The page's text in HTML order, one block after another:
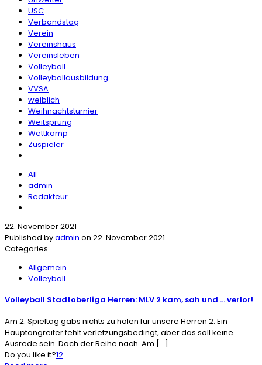
USC
Verbandstag
Verein
Vereinshaus
Vereinsleben
Volleyball
Volleyballausbildung
VVSA
weiblich
Weihnachtsturnier
Weitsprung
Wettkamp
Zuspieler
All
admin
Redakteur
22. November 2021
Published byadmin on 22. November 2021
Categories
Allgemein
Volleyball
Volleyball Stadtoberliga Herren: MLV 2 kam, sah und … verlor!
Am 2. Spieltag gabs nichts zu holen für unsere Herren 2. Ein
Hauptangreifer fehlt verletzungsbedingt, aber das soll keine
Ausrede sein. Doch der Reihe nach. Am […]
Do you like it?12